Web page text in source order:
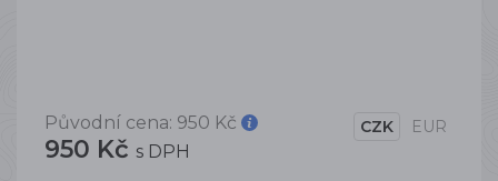
Původní cena: 950 Kč
950 Kč s DPH
CZK EUR